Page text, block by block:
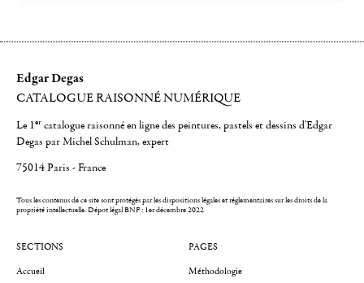
Edgar Degas
CATALOGUE RAISONNÉ NUMÉRIQUE
Le 1er catalogue raisonné en ligne des peintures, pastels et dessins d'Edgar
Degas par Michel Schulman, expert
75014 Paris - France
Tous les contenus de ce site sont protégés par les dispositions légales et réglementaires sur les droits de la
propriété intellectuelle.Dépot légal BNF : 1er décembre 2022
SECTIONS
Accueil
PAGES
Méthodologie